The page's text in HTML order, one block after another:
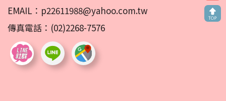
EMAIL： p22611988@yahoo.com.tw
傳真電話：(02)2268-7576